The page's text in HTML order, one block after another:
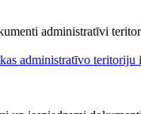
administratīvi
administratīvo teritoriju